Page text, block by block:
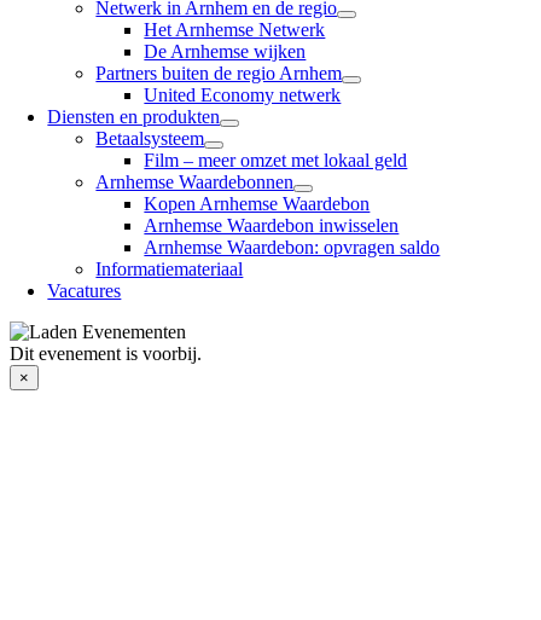
Netwerk in Arnhem en de regio
Het Arnhemse Netwerk
De Arnhemse wijken
Partners buiten de regio Arnhem
United Economy netwerk
Diensten en produkten
Betaalsysteem
Film – meer omzet met lokaal geld
Arnhemse Waardebonnen
Kopen Arnhemse Waardebon
Arnhemse Waardebon inwisselen
Arnhemse Waardebon: opvragen saldo
Informatiemateriaal
Vacatures
Dit evenement is voorbij.
×